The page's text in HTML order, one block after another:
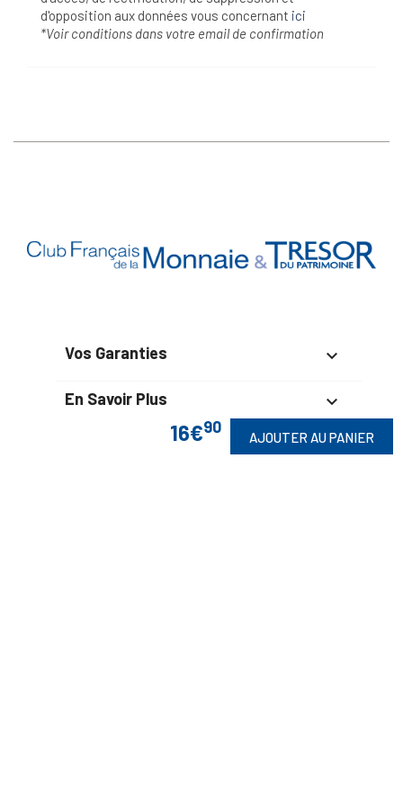
16€90
AJOUTER AU PANIER
d'opposition aux données vous concernant ici
*Voir conditions dans votre email de confirmation
Vos Garanties 
En Savoir Plus 
Retrouvez Aussi 